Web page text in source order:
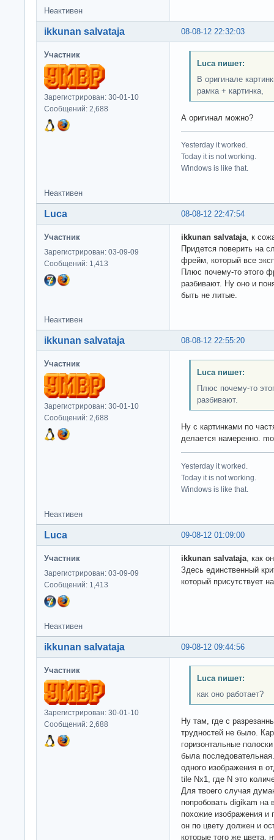
Неактивен
08-08-12 22:32:03
ikkunan salvataja
Участник
Зарегистрирован: 30-01-10
Сообщений: 2,688
Luca пишет:
В оригинале
рамка + картинка,
А оригинал можно?
Yesterday it worked.
Today it is not working.
Windows is like that.
Неактивен
08-08-12 22:47:54
Luca
Участник
Зарегистрирован: 03-09-09
Сообщений: 1,413
ikkunan salvataja, к
Придется поверить на
фрейм, который все
Плюс почему-то этого
разбивают. Ну оно и
быть не литые.
Неактивен
08-08-12 22:55:20
ikkunan salvataja
Участник
Зарегистрирован: 30-01-10
Сообщений: 2,688
Luca пишет:
Плюс почему-то
разбивают.
Ну с картинками по
делается намеренно.
Yesterday it worked.
Today it is not working.
Windows is like that.
Неактивен
09-08-12 01:09:00
Luca
Участник
Зарегистрирован: 03-09-09
Сообщений: 1,413
ikkunan salvataja , как
Здесь единственный
который присутствует
Неактивен
09-08-12 09:44:56
ikkunan salvataja
Участник
Зарегистрирован: 30-01-10
Сообщений: 2,688
Luca пишет:
как оно работает?
Ну там, где с
трудностей не было.
горизонтальные
была
одного изображения в
tile Nx1, где N это
Для твоего случая
попробовать digikam на
похожие изображения и
он по цвету должен и
которые того же цвета,